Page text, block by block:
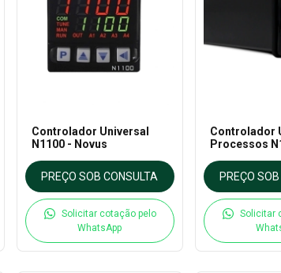
Controlador Universal
N1100 - Novus
PREÇO SOB CONSULTA
Solicitar cotação pelo
WhatsApp
Controlador
Processos
PREÇO
Solicitar